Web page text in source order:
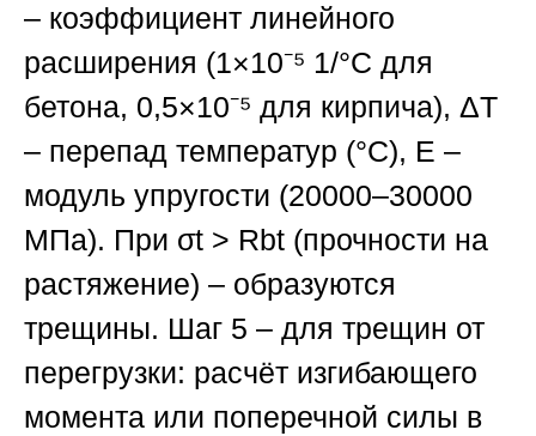
– коэффициент линейного
расширения (1×10⁻⁵ 1/°C для
бетона, 0,5×10⁻⁵ для кирпича), ΔT
– перепад температур (°C), E –
модуль упругости (20000–30000
МПа). При σt > Rbt (прочности на
растяжение) – образуются
трещины. Шаг 5 – для трещин от
перегрузки: расчёт изгибающего
момента или поперечной силы в